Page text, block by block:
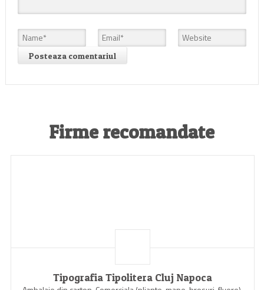
Firme recomandate
Tipografia Tipolitera Cluj Napoca